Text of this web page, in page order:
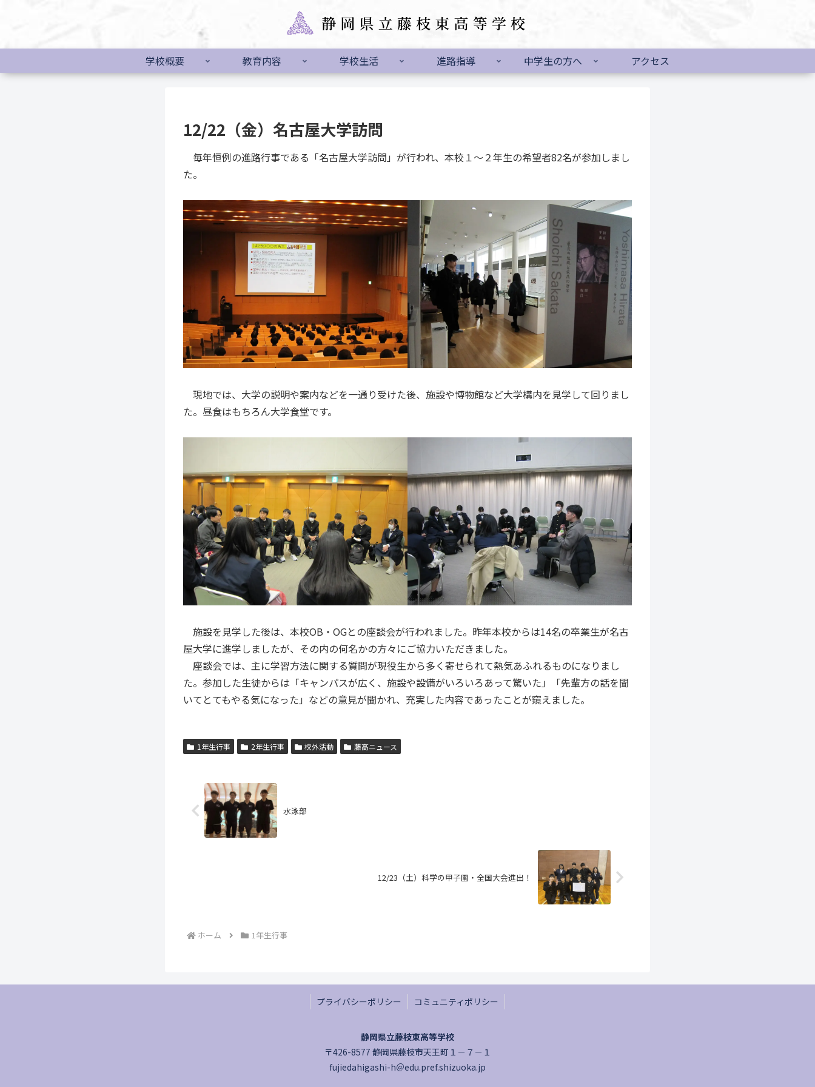
学校概要 教育内容 学校生活 進路指導 中学生の方へ アクセス
12/22（金）名古屋大学訪問
毎年恒例の進路行事である「名古屋大学訪問」が行われ、本校１～２年生の希望者82名が参加しまし
た。
現地では、大学の説明や案内などを一通り受けた後、施設や博物館など大学構内を見学して回りまし
た。昼食はもちろん大学食堂です。
施設を見学した後は、本校OB・OGとの座談会が行われました。昨年本校からは14名の卒業生が名古
屋大学に進学しましたが、その内の何名かの方々にご協力いただきました。
座談会では、主に学習方法に関する質問が現役生から多く寄せられて熱気あふれるものになりまし
た。参加した生徒からは「キャンパスが広く、施設や設備がいろいろあって驚いた」「先輩方の話を聞
いてとてもやる気になった」などの意見が聞かれ、充実した内容であったことが窺えました。
1年生行事 2年生行事 校外活動 藤高ニュース
水泳部
12/23（土）科学の甲子園・全国大会進出！
ホーム 1年生行事
プライバシーポリシー コミュニティポリシー
静岡県立藤枝東高等学校
〒426-8577 静岡県藤枝市天王町１－７－１
fujiedahigashi-h＠edu.pref.shizuoka.jp